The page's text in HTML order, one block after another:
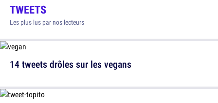
TWEETS
Les plus lus par nos lecteurs
14 tweets drôles sur les vegans